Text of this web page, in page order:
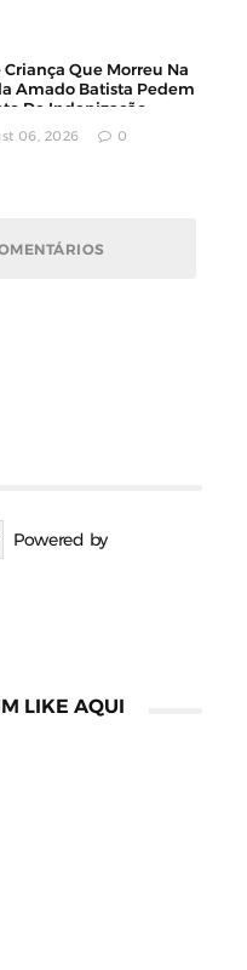
Criança Que Morreu Na
Amado Batista Pedem
De Indenização
06, 2026 0
Powered by
LIKE AQUI